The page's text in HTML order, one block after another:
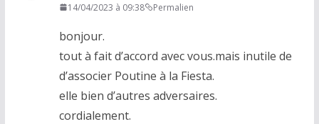
14/04/2023 à 09:38 Permalien
bonjour.
tout à fait d’accord avec vous.mais inutile de
d’associer Poutine à la Fiesta.
elle bien d’autres adversaires.
cordialement.